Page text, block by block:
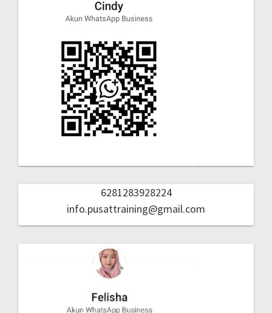
6281283928224
info.pusattraining@gmail.com